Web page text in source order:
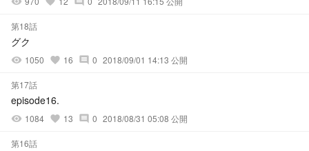
第18話
グク
visibility 1050 favorite 16 comment 0 2018/09/01 14:13 公開
第17話
episode16.
visibility 1084 favorite 13 comment 0 2018/08/31 05:08 公開
第16話